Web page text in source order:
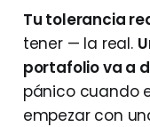
Tu tolerancia
tener — la real.
portafolio va a
pánico cuando
empezar con